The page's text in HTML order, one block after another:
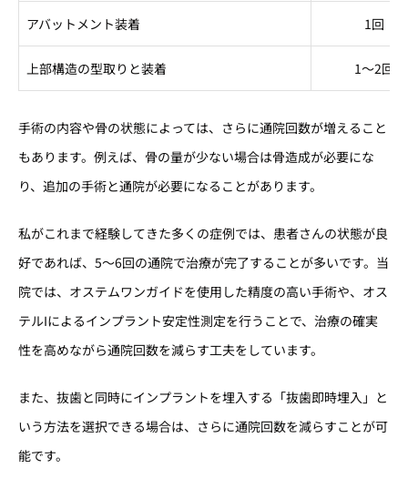
アバットメント装着 1回
上部構造の型取りと装着 1〜2回
手術の内容や骨の状態によっては、さらに通院回数が増えること
もあります。例えば、骨の量が少ない場合は骨造成が必要にな
り、追加の手術と通院が必要になることがあります。
私がこれまで経験してきた多くの症例では、患者さんの状態が良
好であれば、5〜6回の通院で治療が完了することが多いです。当
院では、オステムワンガイドを使用した精度の高い手術や、オス
テルIによるインプラント安定性測定を行うことで、治療の確実
性を高めながら通院回数を減らす工夫をしています。
また、抜歯と同時にインプラントを埋入する「抜歯即時埋入」と
いう方法を選択できる場合は、さらに通院回数を減らすことが可
能です。